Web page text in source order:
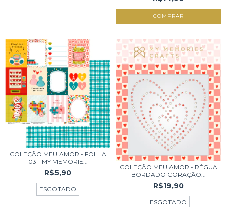
COLEÇÃO MEU AMOR - FOLHA
03 - MY MEMORIE...
R$5,90
ESGOTADO
COLEÇÃO MEU AMOR - RÉGUA
BORDADO CORAÇÃO...
R$19,90
ESGOTADO